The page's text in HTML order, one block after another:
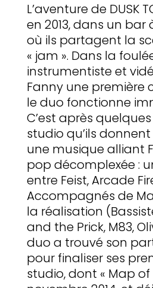
L’aventure de DUSK
en 2013, dans un bar
où ils partagent la
« jam ». Dans la
instrumentiste et
Fanny une première
le duo fonctionne
C’est après
studio qu’ils
une musique alliant
pop décomplexée :
entre Feist, Arcade
Accompagnés de
la réalisation
and the Prick, M83,
duo a trouvé son
pour finaliser ses
studio, dont « Map of